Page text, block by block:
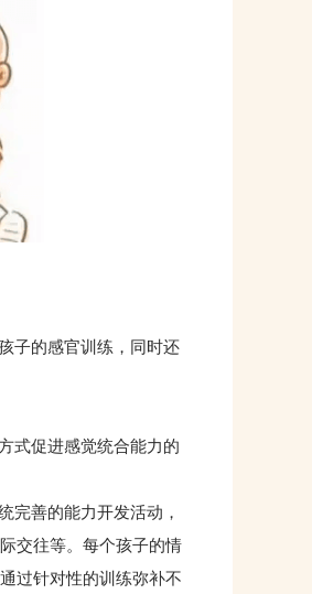
子的感官训练，同时还
式促进感觉统合能力的
善的能力开发活动，
交往等。每个孩子的情
过针对性的训练弥补不